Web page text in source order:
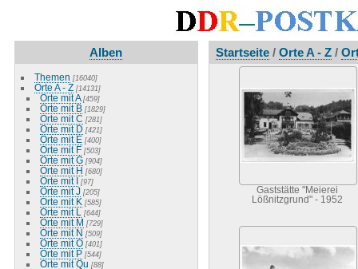
Alben
Themen [16040]
Orte A - Z [14131]
Orte mit A [459]
Orte mit B [1829]
Orte mit C [281]
Orte mit D [421]
Orte mit E [400]
Orte mit F [503]
Orte mit G [904]
Orte mit H [680]
Orte mit I [97]
Orte mit J [205]
Orte mit K [585]
Orte mit L [644]
Orte mit M [729]
Orte mit N [509]
Orte mit O [401]
Orte mit P [544]
Orte mit Qu [88]
Startseite/ Orte A - Z/
Gaststätte "Meierei
Lößnitzgrund" - 1952